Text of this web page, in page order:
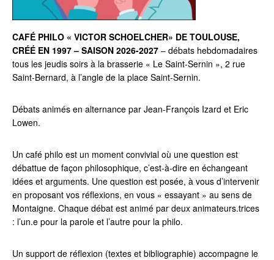
CAFÉ PHILO « VICTOR SCHOELCHER» DE TOULOUSE,
CRÉÉ EN 1997 – SAISON 2026-2027 – débats hebdomadaires
tous les jeudis soirs à la brasserie « Le Saint-Sernin », 2 rue
Saint-Bernard, à l’angle de la place Saint-Sernin.
Débats animés en alternance par Jean-François Izard et Eric
Lowen.
Un café philo est un moment convivial où une question est
débattue de façon philosophique, c’est-à-dire en échangeant
idées et arguments. Une question est posée, à vous d’intervenir
en proposant vos réflexions, en vous « essayant » au sens de
Montaigne. Chaque débat est animé par deux animateurs.trices
: l’un.e pour la parole et l’autre pour la philo.
Un support de réflexion (textes et bibliographie) accompagne le